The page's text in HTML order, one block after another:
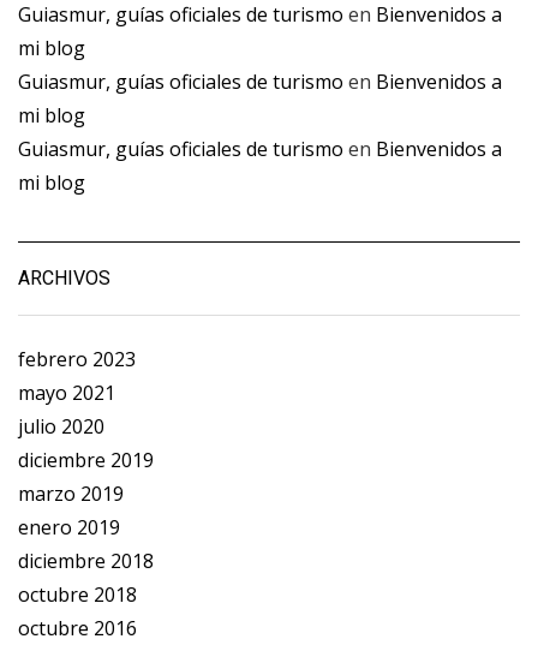
Guiasmur, guías oficiales de turismo en Bienvenidos a
mi blog
Guiasmur, guías oficiales de turismo en Bienvenidos a
mi blog
Guiasmur, guías oficiales de turismo en Bienvenidos a
mi blog
ARCHIVOS
febrero 2023
mayo 2021
julio 2020
diciembre 2019
marzo 2019
enero 2019
diciembre 2018
octubre 2018
octubre 2016